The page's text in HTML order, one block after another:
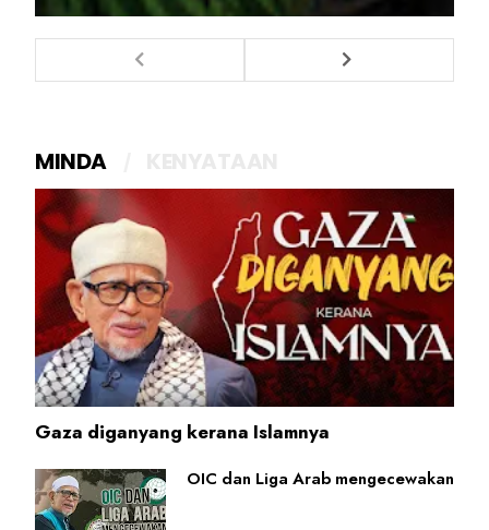
MINDA
Gaza diganyang kerana Islamnya
OIC dan Liga Arab mengecewakan